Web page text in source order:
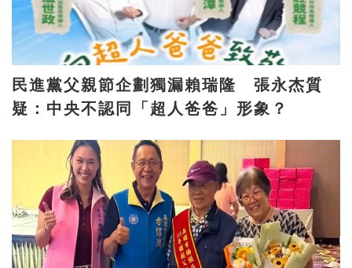
民進黨父親節企劃獨漏賴瑞隆 張永杰質
疑：中央不認同「超人爸爸」形象？